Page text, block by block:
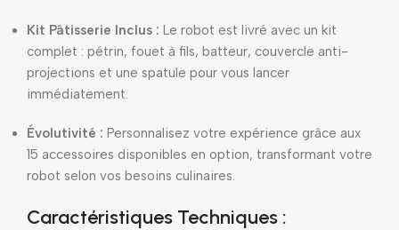
Kit Pâtisserie Inclus : Le robot est livré avec un kit
complet : pétrin, fouet à fils, batteur, couvercle anti-
projections et une spatule pour vous lancer
immédiatement.
Évolutivité : Personnalisez votre expérience grâce aux
15 accessoires disponibles en option, transformant votre
robot selon vos besoins culinaires.
Caractéristiques Techniques :